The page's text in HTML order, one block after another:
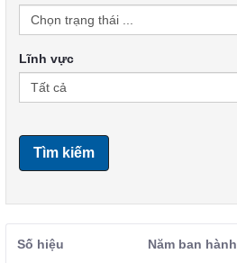
Lĩnh vực
Tìm kiếm
Số hiệu Năm ban hành